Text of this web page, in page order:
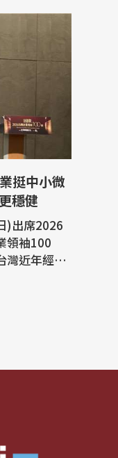
穩健
)出席2026
領袖100
灣近年經濟
賺了很多